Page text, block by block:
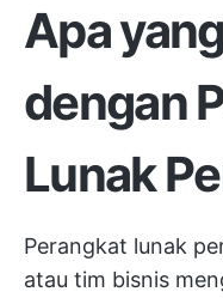
Apa
dengan
Lunak
Perangkat lunak
atau tim bisnis